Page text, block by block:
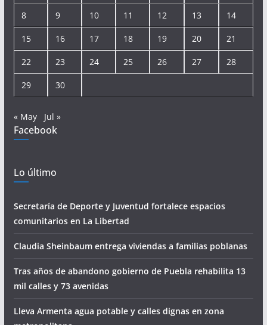
8 9 10 11 12 13 14
15 16 17 18 19 20 21
22 23 24 25 26 27 28
29 30
« May Jul »
Facebook
Lo último
Secretaría de Deporte y Juventud fortalece espacios
comunitarios en La Libertad
Claudia Sheinbaum entrega viviendas a familias poblanas
Tras años de abandono gobierno de Puebla rehabilita 13
mil calles y 73 avenidas
Lleva Armenta agua potable y calles dignas en zona